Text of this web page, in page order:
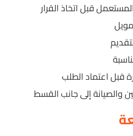
قبل اتخاذ القرار
قبل اعتماد الطلب
والصيانة إلى جانب القسط